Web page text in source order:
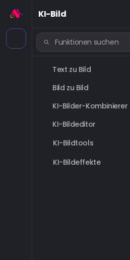
KI-Bild
Text zu Bild
Bild zu Bild
KI-Bilder-Kombinierer
KI-Bildeditor
KI-Bildtools
KI-Bildeffekte